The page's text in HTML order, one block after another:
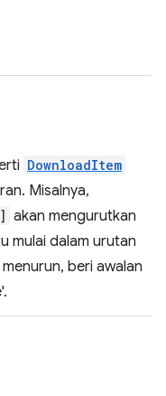
DownloadItem
Misalnya,
akan mengurutkan
mulai dalam urutan
beri awalan